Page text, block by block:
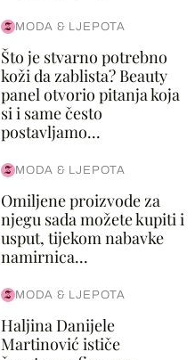
MODA & LJEPOTA
Što je stvarno potrebno
koži da zablista? Beauty
panel otvorio pitanja koja
si i same često
postavljamo...
MODA & LJEPOTA
Omiljene proizvode za
njegu sada možete kupiti i
usput, tijekom nabavke
namirnica...
MODA & LJEPOTA
Haljina Danijele
Martinović ističe